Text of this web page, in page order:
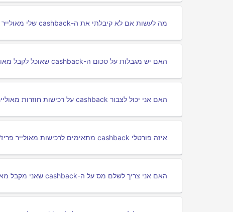
מה לעשות אם לא קיבלתי את ה-cashback שלי מאולייר פריז?
האם יש מגבלות על סכום ה-cashback שאוכל לקבל מאולייר פריז?
האם אני יכול לצבור cashback על רכישות חוזרות מאולייר פריז?
איזה פורטלי cashback מתאימים לרכישות מאולייר פריז?
האם אני צריך לשלם מס על ה-cashback שאני מקבל מאולייר פריז?